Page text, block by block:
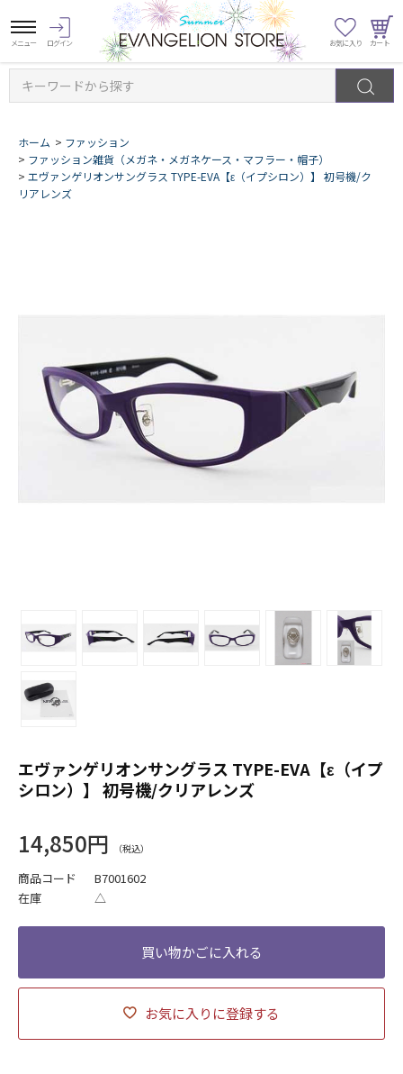
キーワードから探す
ホーム > ファッション
> ファッション雑貨（メガネ・メガネケース・マフラー・帽子）
> エヴァンゲリオンサングラス TYPE-EVA【ε（イプシロン）】 初号機/ク
リアレンズ
エヴァンゲリオンサングラス TYPE-EVA【ε（イプ
シロン）】 初号機/クリアレンズ
14,850円
商品コード
B7001602
在庫
△
お気に入りに登録する